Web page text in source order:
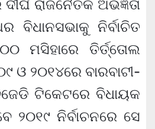
ରାଜନୈତିକ ଅଭିଜ୍ଞତା
ବିଧାନସଭାକୁ ନିର୍ବାଚିତ
ମସିହାରେ ତିର୍ତ୍ତୋଲ
ଓ ୨୦୧୪ରେ ବାରବାଟୀ-
ଟିକେଟରେ ବିଧାୟକ
୨୦୧୯ ନିର୍ବାଚନରେ ସେ